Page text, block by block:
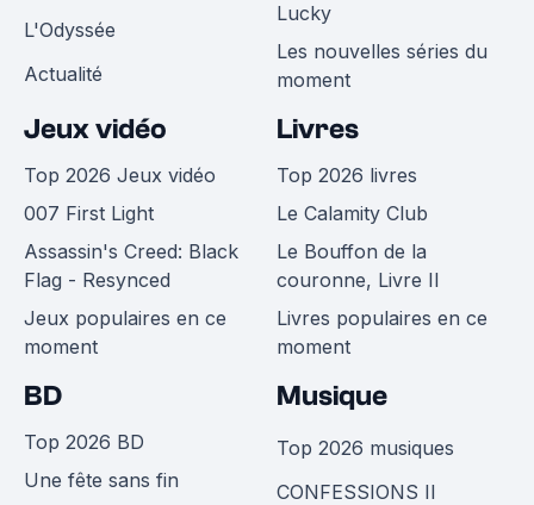
L'Odyssée
Actualité
Lucky
Les nouvelles séries du
moment
Jeux vidéo
Top 2026 Jeux vidéo
007 First Light
Assassin's Creed: Black
Flag - Resynced
Jeux populaires en ce
moment
Livres
Top 2026 livres
Le Calamity Club
Le Bouffon de la
couronne, Livre II
Livres populaires en ce
moment
BD
Top 2026 BD
Une fête sans fin
Musique
Top 2026 musiques
CONFESSIONS II